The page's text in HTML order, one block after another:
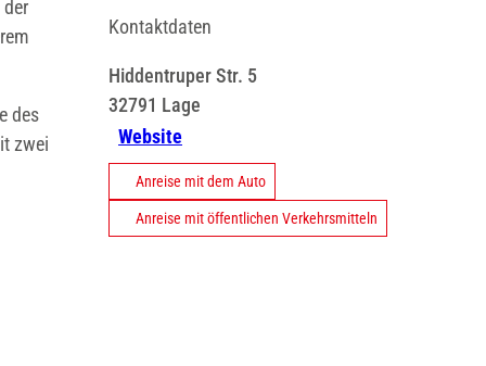
des
zwei
Kontaktdaten
Hiddentruper Str. 5
32791 Lage
Website
Anreise mit dem Auto
Anreise mit öffentlichen Verkehrsmitteln